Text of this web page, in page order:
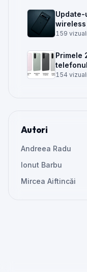
din
159
Primele
când
154
Autori
Andreea Radu
Ionut Barbu
Mircea Aiftincăi